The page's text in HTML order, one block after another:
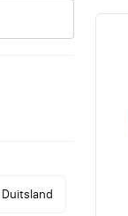
Duitsland